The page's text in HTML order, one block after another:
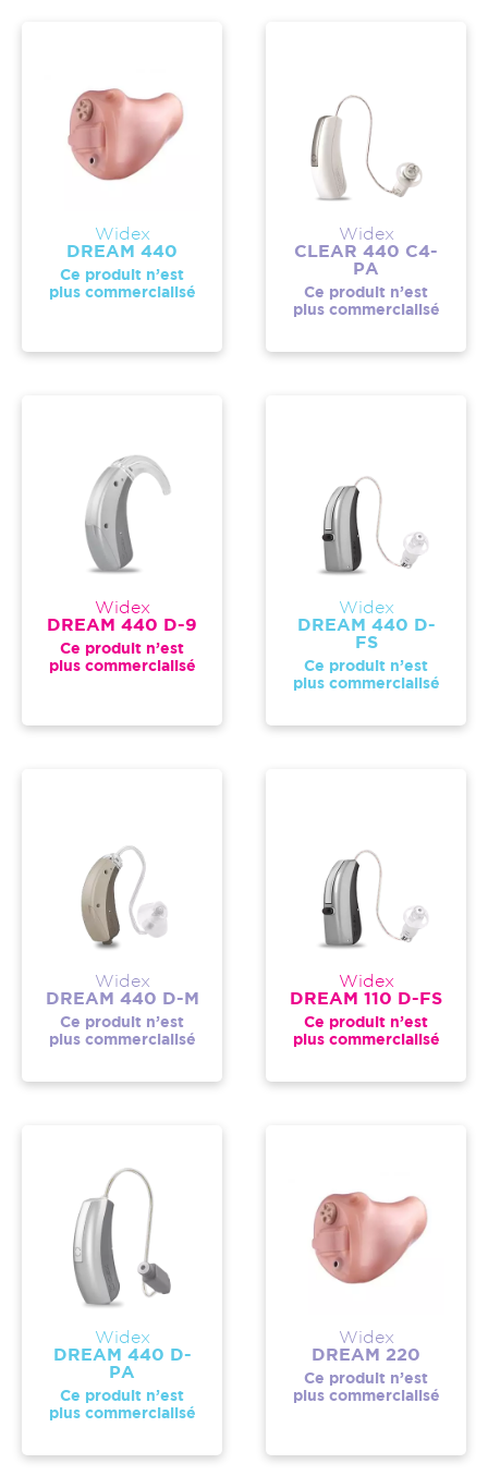
Widex
DREAM 440
Ce produit n’est
plus commercialisé
Widex
CLEAR 440 C4-
PA
Ce produit n’est
plus commercialisé
Widex
DREAM 440 D-9
Ce produit n’est
plus commercialisé
Widex
DREAM 440 D-
FS
Ce produit n’est
plus commercialisé
Widex
DREAM 440 D-M
Ce produit n’est
plus commercialisé
Widex
DREAM 110 D-FS
Ce produit n’est
plus commercialisé
Widex
DREAM 440 D-
PA
Ce produit n’est
plus commercialisé
Widex
DREAM 220
Ce produit n’est
plus commercialisé